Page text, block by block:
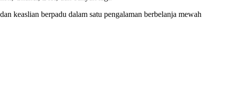
keaslian berpadu dalam satu pengalaman berbelanja mewah